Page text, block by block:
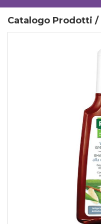
Catalogo Prodotti /